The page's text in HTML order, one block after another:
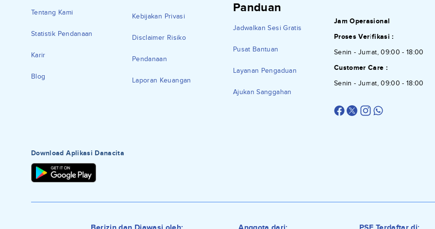
Tentang Kami
Statistik Pendanaan
Karir
Blog
Kebijakan Privasi
Disclaimer Risiko
Pendanaan
Laporan Keuangan
Panduan
Jadwalkan Sesi Gratis
Pusat Bantuan
Layanan Pengaduan
Ajukan Sanggahan
Jam Operasional
Proses Verifikasi :
Senin - Jumat, 09:00 - 18:00
Customer Care :
Senin - Jumat, 09:00 - 18:00
Download Aplikasi Danacita